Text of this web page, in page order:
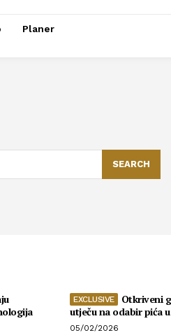
Planer
SEARCH
Otkriveni
utječu na odabir pića
05/02/2026